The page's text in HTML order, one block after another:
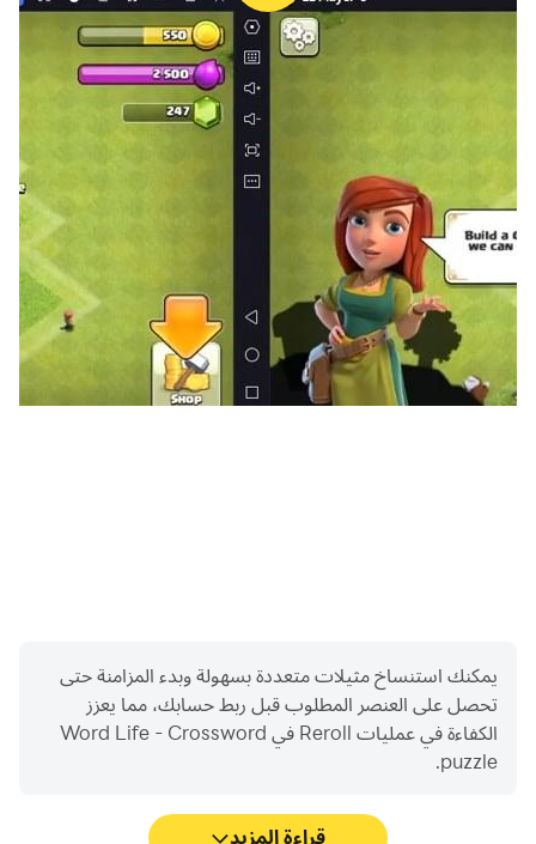
يمكنك استنساخ مثيلات متعددة بسهولة وبدء المزامنة حتى
تحصل على العنصر المطلوب قبل ربط حسابك، مما يعزز
الكفاءة في عمليات Reroll في Word Life - Crossword
puzzle.
قراءة المزيد